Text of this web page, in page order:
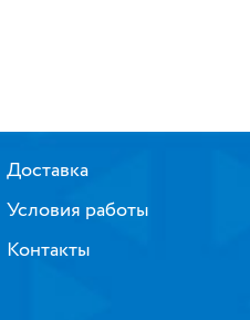
Доставка
Условия работы
Контакты